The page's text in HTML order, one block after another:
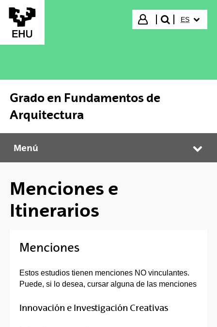
Saltar al contenido principal
Iniciar sesión
buscar"
ES
Grado en Fundamentos de
Arquitectura
Grado en Fundamentos de Arquitectura
Menú
Menciones e
Itinerarios
Menciones
Estos estudios tienen menciones NO vinculantes.
Puede, si lo desea, cursar alguna de las menciones
Innovación e Investigación Creativas